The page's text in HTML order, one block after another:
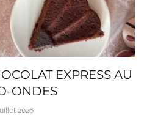
EXPRESS AU
ONDES
2026